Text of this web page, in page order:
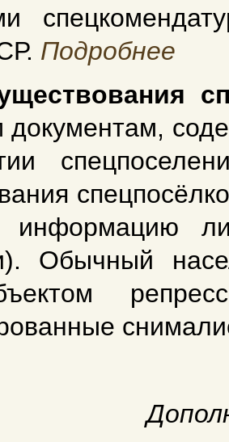
Подробнее
документам,
информацию
Обычный